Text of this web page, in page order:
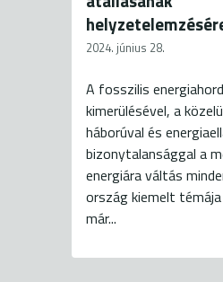
2024. június 28.
A fosszilis
kimerülésével, a
háborúval és
bizonytalansággal a
energiára váltás
ország kiemelt
már...